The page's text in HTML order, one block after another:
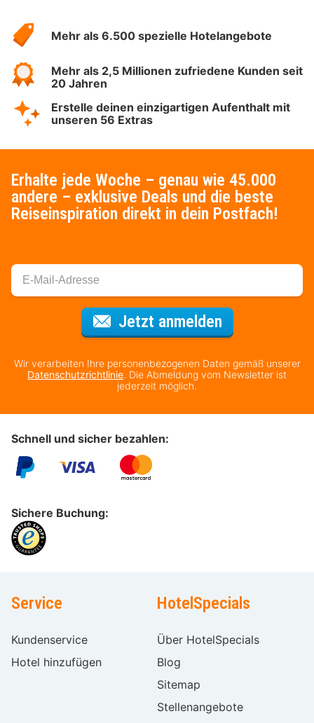
Hotelspecials
Mehr als 6.500 spezielle Hotelangebote
Mehr als 2,5 Millionen zufriedene Kunden seit
20 Jahren
Erstelle deinen einzigartigen Aufenthalt mit
unseren 56 Extras
Erhalte jede Woche – genau wie 45.000
andere – exklusive Deals und die beste
Reiseinspiration direkt in dein Postfach!
Jetzt anmeldenFür den
Wir verarbeiten Ihre personenbezogenen Daten gemäß unserer
Datenschutzrichtlinie. Die Abmeldung vom Newsletter ist
jederzeit möglich.
Schnell und sicher bezahlen:
Sichere Buchung:
Service
Kundenservice
Hotel hinzufügen
HotelSpecials
Über HotelSpecials
Blog
Sitemap
Stellenangebote